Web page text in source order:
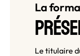
La
Le titulaire